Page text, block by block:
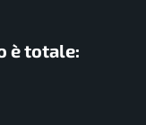
è totale: